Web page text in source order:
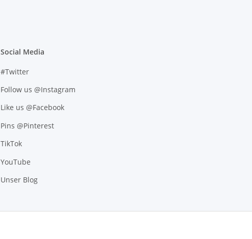
Social Media
#Twitter
Follow us @Instagram
Like us @Facebook
Pins @Pinterest
TikTok
YouTube
Unser Blog